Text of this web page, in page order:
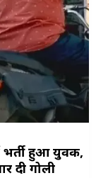
हुआ युवक,
दी गोली